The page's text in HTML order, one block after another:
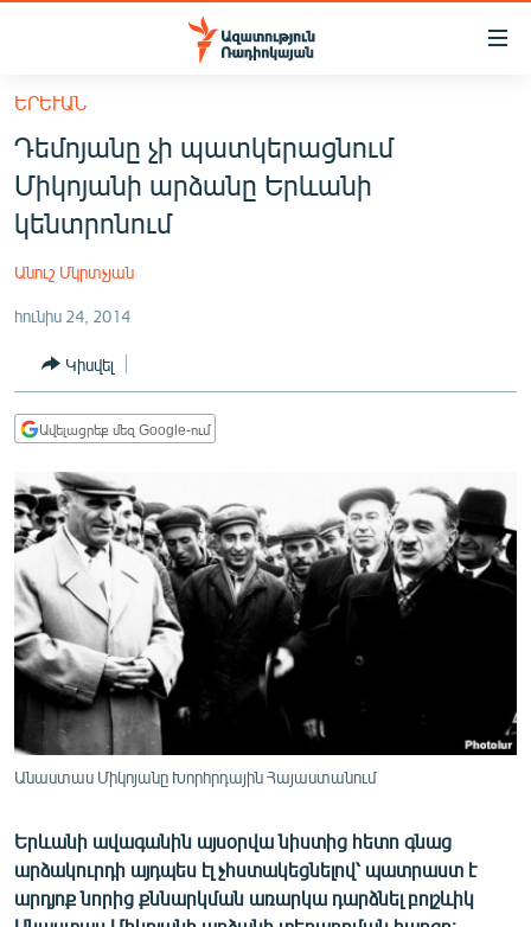
Մատչելիության
հիմնական
բովանդակությանը
Անցնել
հիմնական
մենյուին
ՀԱՅԱՍՏԱՆ
ՔԱՂԱՔԱԿԱՆ
ՏՆՏԵՍՈՒԹՅՈՒՆ
ՂԱՐԱԲԱՂ
ՏԱՐԱԾԱՇՐՋԱՆ
ՄԻՋԱԶԳԱՅԻՆ
ՄՇԱԿՈՒՅԹ
ՍՊՈՐՏ
ՄԵԿՆԱԲԱՆՈՒԹՅՈՒՆ
ՏՏ ԵՒ ԻՆՏԵՐՆԵՏ
ՏԵՍԱՆՅՈՒԹԵՐ
ԲԱՆԱՎԵՃ
ԵՐԵՒԱՆ
Դեմոյանը չի պատկերացնում
Միկոյանի արձանը Երևանի
կենտրոնում
Անուշ Մկրտչյան
հունիս 24, 2014
Կիսվել
Ավելացրեք մեզ Google-ում
Անաստաս Միկոյանը Խորհրդային Հայաստանում
Երևանի ավագանին այսօրվա նիստից հետո գնաց
արձակուրդի այդպես էլ չհստակեցնելով՝ պատրաստ է
արդյոք նորից քննարկման առարկա դարձնել բոլշևիկ